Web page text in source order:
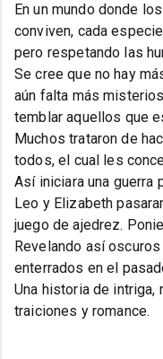
En un mundo donde
conviven, cada
pero respetando las
Se cree que no hay
aún falta más
temblar aquellos que
Muchos trataron de
todos, el cual les
Así iniciara una guerra
Leo y Elizabeth
juego de ajedrez.
Revelando así
enterrados en el
Una historia de
traiciones y romance.